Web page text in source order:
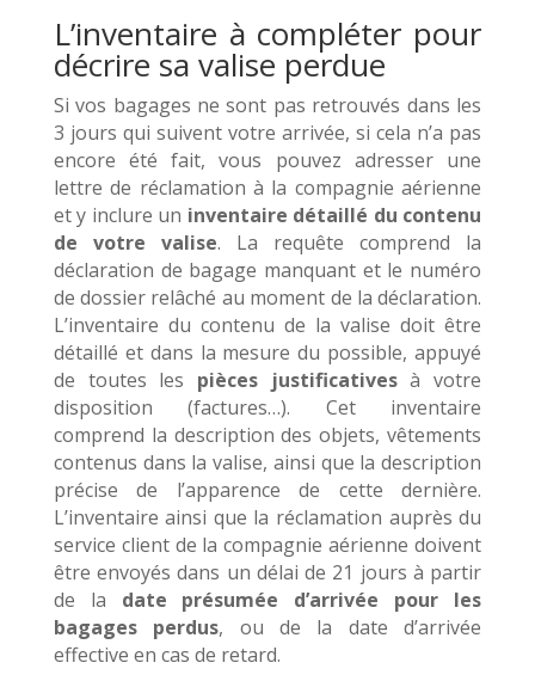
L’inventaire à compléter pour
décrire sa valise perdue
Si vos bagages ne sont pas retrouvés dans les
3 jours qui suivent votre arrivée, si cela n’a pas
encore été fait, vous pouvez adresser une
lettre de réclamation à la compagnie aérienne
et y inclure un inventaire détaillé du contenu
de votre valise. La requête comprend la
déclaration de bagage manquant et le numéro
de dossier relâché au moment de la déclaration.
L’inventaire du contenu de la valise doit être
détaillé et dans la mesure du possible, appuyé
de toutes les pièces justificativesà votre
disposition (factures…). Cet inventaire
comprend la description des objets, vêtements
contenus dans la valise, ainsi que la description
précise de l’apparence de cette dernière.
L’inventaire ainsi que la réclamation auprès du
service client de la compagnie aérienne doivent
être envoyés dans un délai de 21 jours à partir
de la date présumée d’arrivée pour les
bagages perdus, ou de la date d’arrivée
effective en cas de retard.